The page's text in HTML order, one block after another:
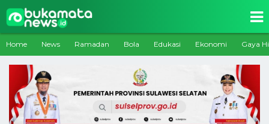
Home News Ramadan Bola Edukasi Ekonomi Gaya